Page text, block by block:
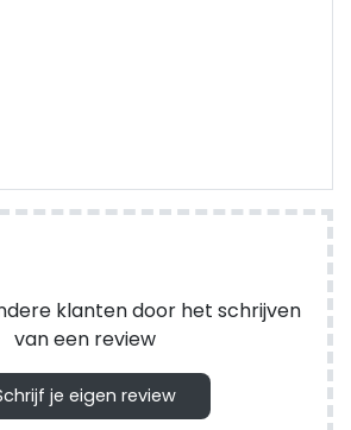
klanten door het schrijven
van een review
je eigen review